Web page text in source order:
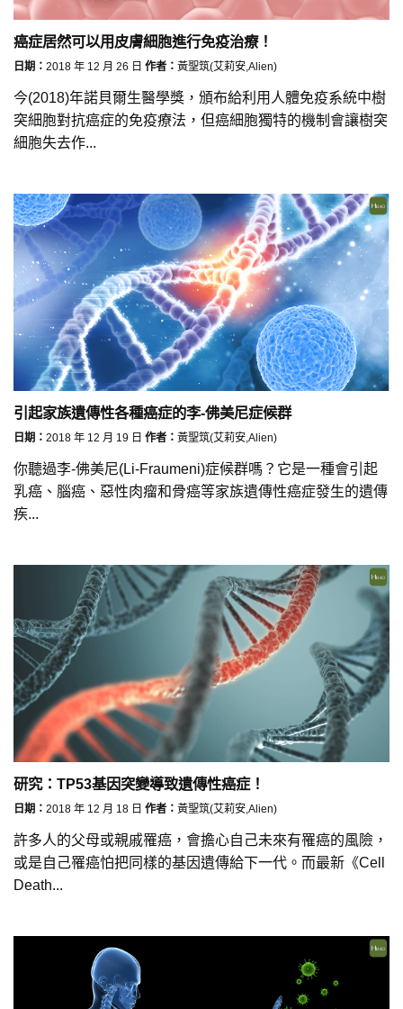
癌症居然可以用皮膚細胞進行免疫治療！
日期： 2018 年 12 月 26 日 作者： 黃聖筑(艾莉安,Alien)
今(2018)年諾貝爾生醫學獎，頒布給利用人體免疫系統中樹
突細胞對抗癌症的免疫療法，但癌細胞獨特的機制會讓樹突
細胞失去作...
引起家族遺傳性各種癌症的李-佛美尼症候群
日期： 2018 年 12 月 19 日 作者： 黃聖筑(艾莉安,Alien)
你聽過李-佛美尼(Li-Fraumeni)症候群嗎？它是一種會引起
乳癌、腦癌、惡性肉瘤和骨癌等家族遺傳性癌症發生的遺傳
疾...
研究：TP53基因突變導致遺傳性癌症！
日期： 2018 年 12 月 18 日 作者： 黃聖筑(艾莉安,Alien)
許多人的父母或親戚罹癌，會擔心自己未來有罹癌的風險，
或是自己罹癌怕把同樣的基因遺傳給下一代。而最新《Cell
Death...